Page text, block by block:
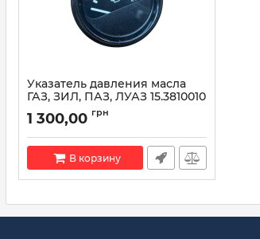
Указатель давления масла
ГАЗ, ЗИЛ, ПАЗ, ЛУАЗ 15.3810010
(пр-во Автоприбор)
Артикул: 15.3810010
1 300,00 грн
В корзину